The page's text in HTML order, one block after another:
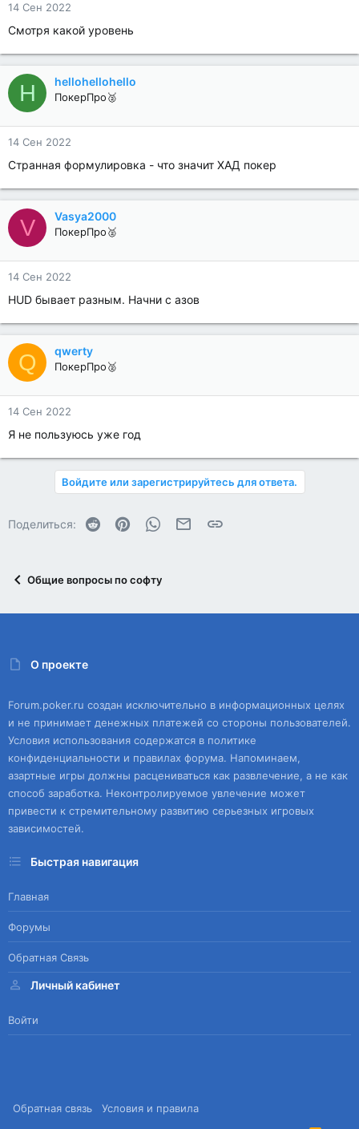
14 Сен 2022
Смотря какой уровень
H hellohellohello
ПокерПро🥈
14 Сен 2022
Странная формулировка - что значит ХАД покер
V Vasya2000
ПокерПро🥈
14 Сен 2022
HUD бывает разным. Начни с азов
Q qwerty
ПокерПро🥈
14 Сен 2022
Я не пользуюсь уже год
Войдите или зарегистрируйтесь для ответа.
Поделиться: Reddit PinterestWhatsAppЭлектронная почта
Ссылка
Общие вопросы по софту
О проекте
Forum.poker.ru создан исключительно в информационных целях
и не принимает денежных платежей со стороны пользователей.
Условия использования содержатся в политике
конфиденциальности и правилах форума. Напоминаем,
азартные игры должны расцениваться как развлечение, а не как
способ заработка. Неконтролируемое увлечение может
привести к стремительному развитию серьезных игровых
зависимостей.
Быстрая навигация
Главная
Форумы
Обратная Связь
Личный кабинет
Войти
Обратная связь
Условия и правила